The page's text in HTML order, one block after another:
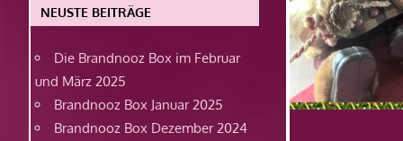
NEUSTE BEITRÄGE
Die Brandnooz Box im Februar
und März 2025
Brandnooz Box Januar 2025
Brandnooz Box Dezember 2024